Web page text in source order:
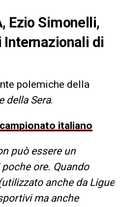
Ezio Simonelli,
Internazionali di
polemiche della
della Sera.
italiano
può essere un
ore. Quando
anche da Ligue
ma anche